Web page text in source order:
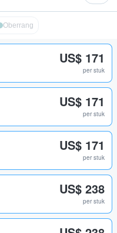
Oberrang
US$ 171
per stuk
US$ 171
per stuk
US$ 171
per stuk
US$ 238
per stuk